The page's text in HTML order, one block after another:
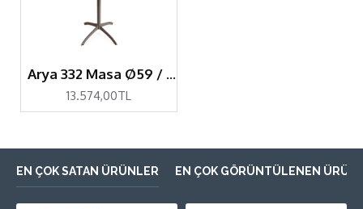
Arya 332 Masa Ø59 / Ø69 / 59x59 / 69x69 - BAR
13.574,00TL
EN ÇOK SATAN ÜRÜNLER EN ÇOK GÖRÜNTÜLENEN